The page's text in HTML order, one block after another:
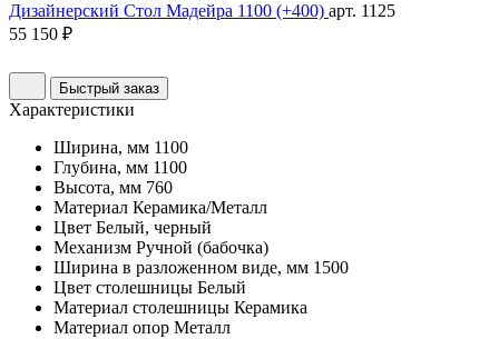
Дизайнерский Стол Мадейра 1100 (+400) арт. 1125
55 150 ₽
Быстрый заказ
Характеристики
Ширина, мм 1100
Глубина, мм 1100
Высота, мм 760
Материал Керамика/Металл
Цвет Белый, черный
Механизм Ручной (бабочка)
Ширина в разложенном виде, мм 1500
Цвет столешницы Белый
Материал столешницы Керамика
Материал опор Металл